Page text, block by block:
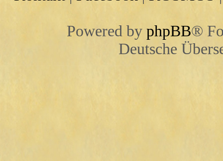
Powered by phpBB®
Deutsche